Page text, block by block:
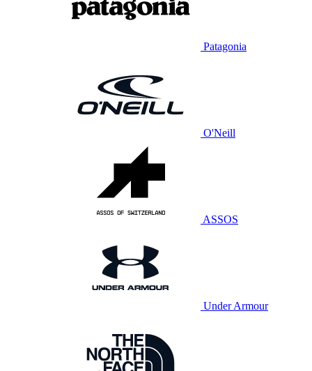
Patagonia
O'Neill
ASSOS
Under Armour